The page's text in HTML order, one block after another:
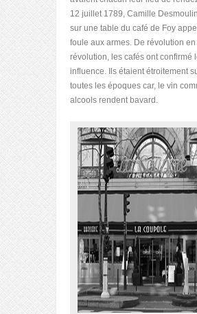
12 juillet 1789, Camille
sur une table du café de Foy
foule aux armes. De révolution en
révolution, les cafés ont confirmé
influence. Ils étaient étroitement
toutes les époques car, le vin
alcools rendent bavard.